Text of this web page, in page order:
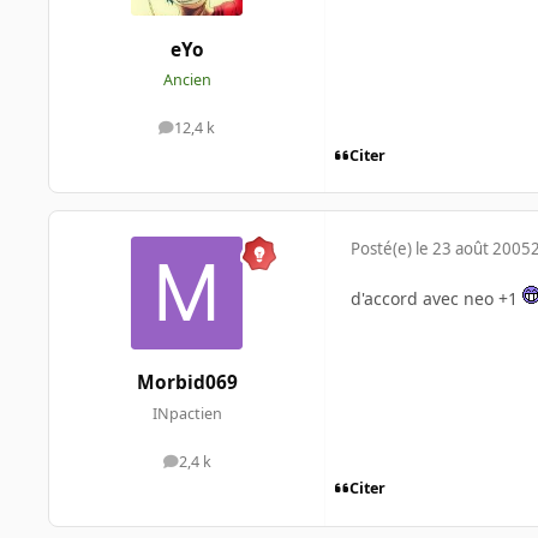
eYo
Ancien
12,4 k
messages
Citer
Morbid069
INpactien
2,4 k
messages
Posté(e) le 23 août 2005
d'accord avec neo +1
Citer